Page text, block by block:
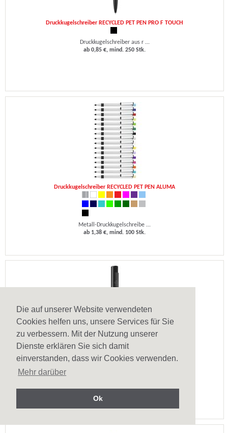
Die auf unserer Website verwendeten
Cookies helfen uns, unsere Services für Sie
zu verbessern. Mit der Nutzung unserer
Dienste erklären Sie sich damit
einverstanden, dass wir Cookies verwenden.
Mehr darüber
Ok
Druckkugelschreiber RECYCLED PET PEN PRO F TOUCH
Druckkugelschreiber aus r ...
ab 0,85 €, mind. 250 Stk.
Druckkugelschreiber RECYCLED PET PEN ALUMA
Metall-Druckkugelschreibe ...
ab 1,38 €, mind. 100 Stk.
Druckkugelschreiber RECYCLED PET PEN PRO F SI